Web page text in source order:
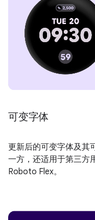
可变字体
更新后的可变字体及其
一方，还适用于第三方
Roboto Flex。